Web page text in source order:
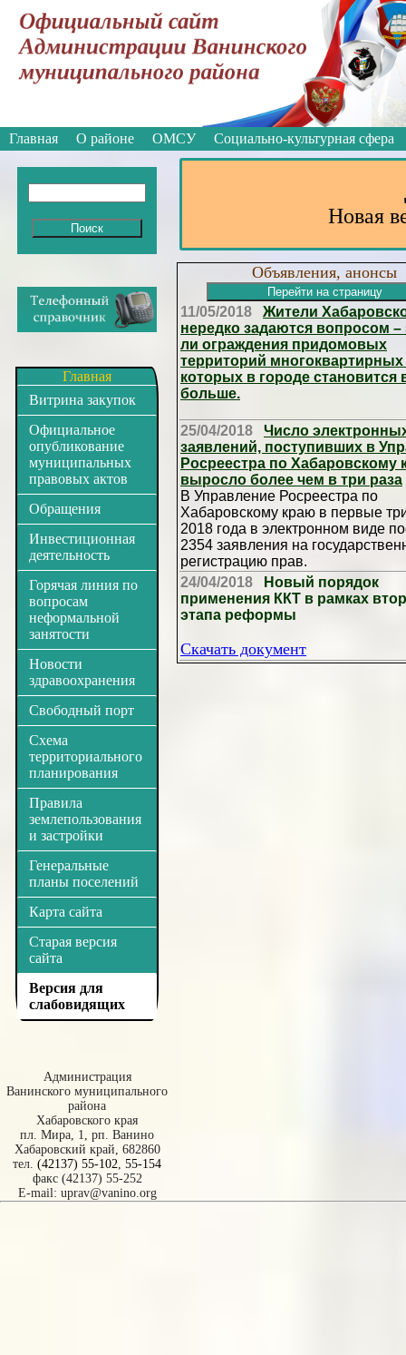
Версия для слабовидящих:
Главная О районе ОМСУ Социально-культурная сфера
Главная
Витрина закупок
Официальное
опубликование
муниципальных
правовых актов
Обращения
Инвестиционная
деятельность
Горячая линия по
вопросам
неформальной
занятости
Новости
здравоохранения
Свободный порт
Схема
территориального
планирования
Правила
землепользования
и застройки
Генеральные
планы поселений
Карта сайта
Старая версия
сайта
Версия для
слабовидящих
Администрация
Ванинского муниципального
района
Хабаровского края
пл. Мира, 1, рп. Ванино
Хабаровский край, 682860
тел. (42137) 55-102 55-154
факс (42137) 55-252
E-mail: uprav@vanino.org
Новая
Объявления, анонсы
11/05/2018
Жители
нередко задаются вопросом
ли ограждения придомовых
территорий
которых в городе становится
больше.
25/04/2018
Число
заявлений, поступивших в
Росреестра по Хабаровскому
выросло более чем в три раза
В Управление Росреестра по
Хабаровскому краю в первые
2018 года в электронном виде
2354 заявления на
регистрацию прав.
24/04/2018
Новый порядок
применения ККТ в рамках
этапа реформы
Скачать документ